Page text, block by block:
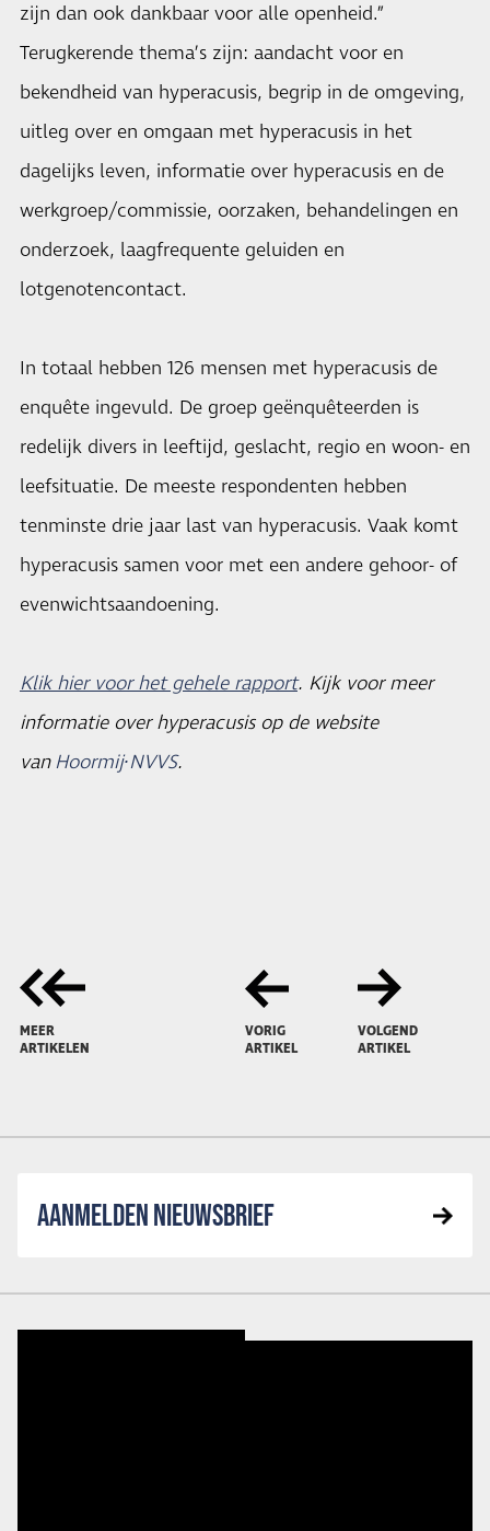
zijn dan ook dankbaar voor alle openheid.”
Terugkerende thema’s zijn: aandacht voor en
bekendheid van hyperacusis, begrip in de omgeving,
uitleg over en omgaan met hyperacusis in het
dagelijks leven, informatie over hyperacusis en de
werkgroep/commissie, oorzaken, behandelingen en
onderzoek, laagfrequente geluiden en
lotgenotencontact.
In totaal hebben 126 mensen met hyperacusis de
enquête ingevuld. De groep geënquêteerden is
redelijk divers in leeftijd, geslacht, regio en woon- en
leefsituatie. De meeste respondenten hebben
tenminste drie jaar last van hyperacusis. Vaak komt
hyperacusis samen voor met een andere gehoor- of
evenwichtsaandoening.
Klik hier voor het gehele rapport. Kijk voor meer
informatie over hyperacusis op de website
vanHoormij∙NVVS.
MEER
ARTIKELEN
VORIG
ARTIKEL
VOLGEND
ARTIKEL
AANMELDEN NIEUWSBRIEF